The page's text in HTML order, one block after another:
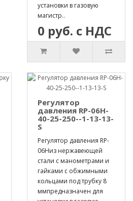
установки в газовую
магистр..
0 руб. с НДС
Регулятор
давления RP-06H-
40-25-250--1-13-13-
S
Регулятор давления RP-
06Hиз нержавеющей
стали с манометрами и
гайками с обжимными
кольцами под трубку 8
ммпредназначен для